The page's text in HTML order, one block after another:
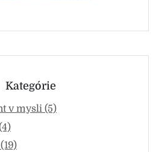
Kategórie
v mysli (5)